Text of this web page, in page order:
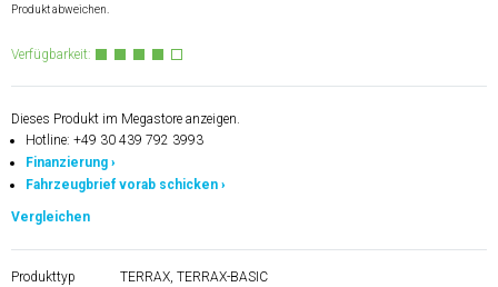
Produkt abweichen.
Verfügbarkeit:
Dieses Produkt im Megastore anzeigen.
Hotline: +49 30 439 792 3993
Finanzierung ›
Fahrzeugbrief vorab schicken ›
Vergleichen
Produkttyp TERRAX, TERRAX-BASIC